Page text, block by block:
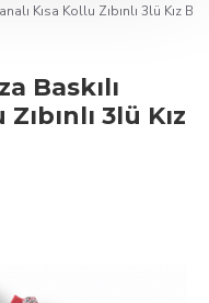
Kısa Kollu Zıbınlı 3lü Kız B
Baskılı
3lü Kız